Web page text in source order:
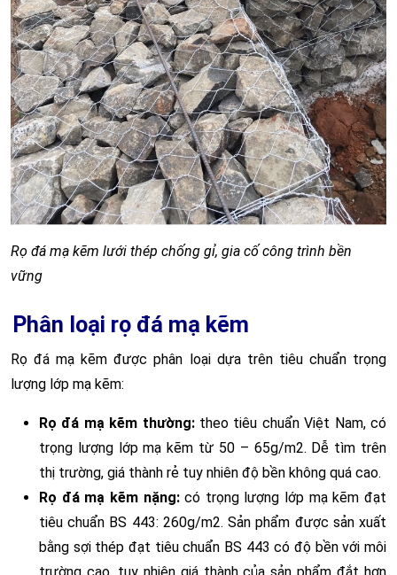
Rọ đá mạ kẽm lưới thép chống gỉ, gia cố công trình bền
vững
Phân loại rọ đá mạ kẽm
Rọ đá mạ kẽm được phân loại dựa trên tiêu chuẩn trọng
lượng lớp mạ kẽm:
Rọ đá mạ kẽm thường:theo tiêu chuẩn Việt Nam, có
trọng lượng lớp mạ kẽm từ 50 – 65g/m2. Dễ tìm trên
thị trường, giá thành rẻ tuy nhiên độ bền không quá cao.
Rọ đá mạ kẽm nặng:có trọng lượng lớp mạ kẽm đạt
tiêu chuẩn BS 443: 260g/m2. Sản phẩm được sản xuất
bằng sợi thép đạt tiêu chuẩn BS 443 có độ bền với môi